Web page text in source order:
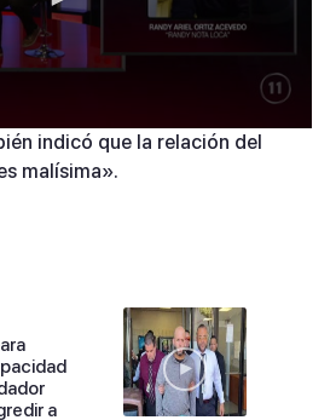
indicó que la relación del
malísima».
a